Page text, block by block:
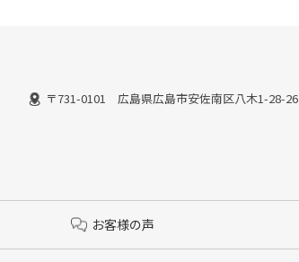
〒731-0101 広島県広島市安佐南区八木1-28-26
お客様の声